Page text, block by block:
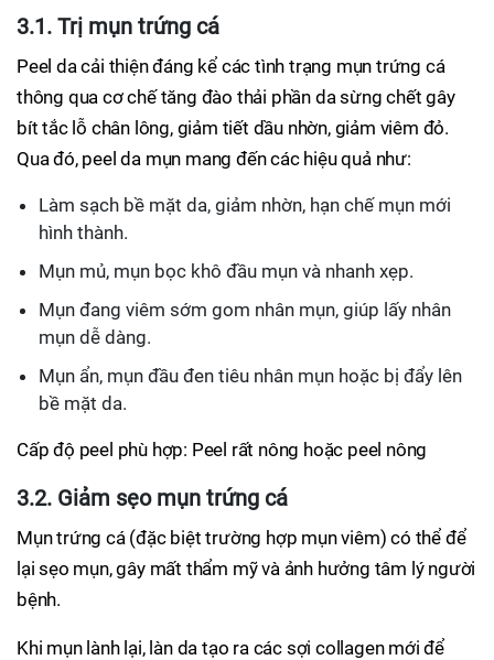
3.1. Trị mụn trứng cá
Peel da cải thiện đáng kể các tình trạng mụn trứng cá
thông qua cơ chế tăng đào thải phần da sừng chết gây
bít tắc lỗ chân lông, giảm tiết dầu nhờn, giảm viêm đỏ.
Qua đó, peel da mụn mang đến các hiệu quả như:
Làm sạch bề mặt da, giảm nhờn, hạn chế mụn mới
hình thành.
Mụn mủ, mụn bọc khô đầu mụn và nhanh xẹp.
Mụn đang viêm sớm gom nhân mụn, giúp lấy nhân
mụn dễ dàng.
Mụn ẩn, mụn đầu đen tiêu nhân mụn hoặc bị đẩy lên
bề mặt da.
Cấp độ peel phù hợp: Peel rất nông hoặc peel nông
3.2. Giảm sẹo mụn trứng cá
Mụn trứng cá (đặc biệt trường hợp mụn viêm) có thể để
lại sẹo mụn, gây mất thẩm mỹ và ảnh hưởng tâm lý người
bệnh.
Khi mụn lành lại, làn da tạo ra các sợi collagen mới để